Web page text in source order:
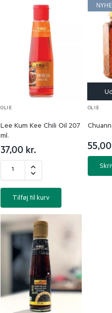
OLIE
Lee Kum Kee Chili Oil 207
ml.
37,00 kr.
Tilføj til kurv
OLIE
55,00